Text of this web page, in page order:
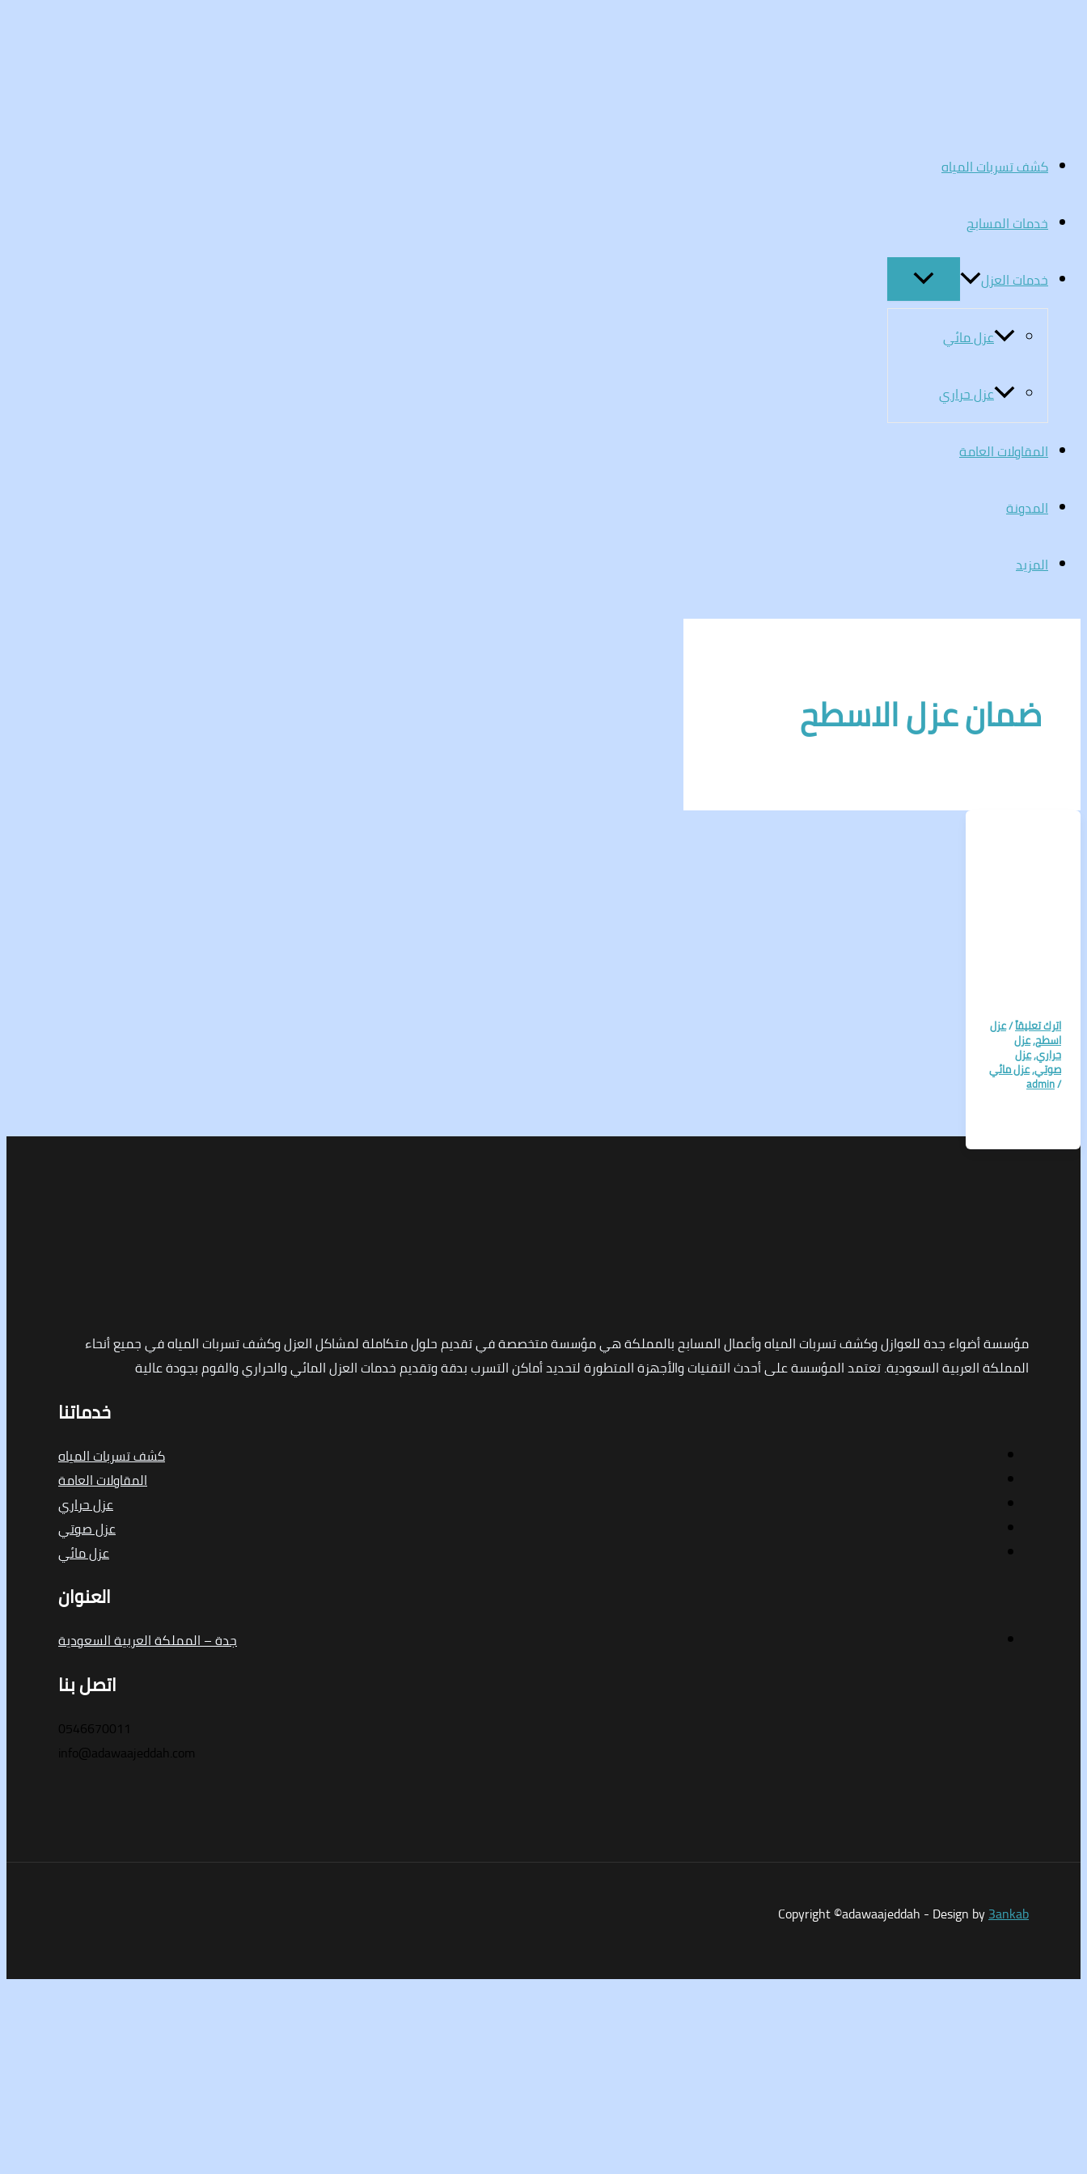
كشف تسربات المياه
خدمات المسابح
خدمات العزل
عزل مائي
عزل حراري
المقاولات العامة
المدونة
المزيد
ضمان عزل الاسطح
اترك تعليقاً/عزل
اسطح,عزل
حراري,عزل
صوتي,عزل مائي
/
admin
مؤسسة أضواء جدة للعوازل وكشف تسربات المياه وأعمال المسابح بالمملكة هي مؤسسة متخصصة في تقديم حلول متكاملة لمشاكل العزل وكشف تسربات المياه في جميع أنحاء
المملكة العربية السعودية. تعتمد المؤسسة على أحدث التقنيات والأجهزة المتطورة لتحديد أماكن التسرب بدقة وتقديم خدمات العزل المائي والحراري والفوم بجودة عالية
خدماتنا
كشف تسربات المياه
المقاولات العامة
عزل حراري
عزل صوتي
عزل مائي
العنوان
جدة – المملكة العربية السعودية
اتصل بنا
Copyright ©adawaajeddah - Design by3ankab